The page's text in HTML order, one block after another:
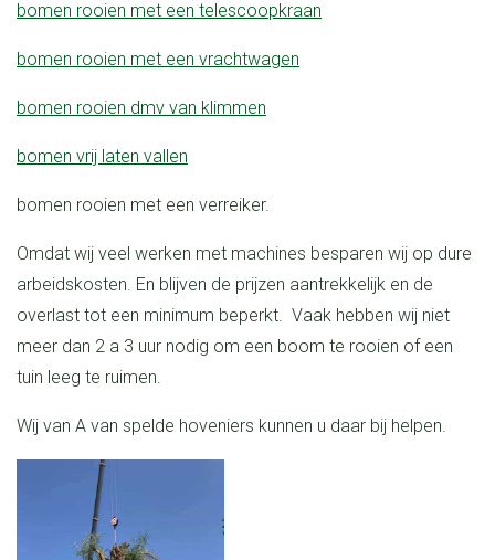
bomen rooien met een telescoopkraan
bomen rooien met een vrachtwagen
bomen rooien dmv van klimmen
bomen vrij laten vallen
bomen rooien met een verreiker.
Omdat wij veel werken met machines besparen wij op dure
arbeidskosten. En blijven de prijzen aantrekkelijk en de
overlast tot een minimum beperkt. Vaak hebben wij niet
meer dan 2 a 3 uur nodig om een boom te rooien of een
tuin leeg te ruimen.
Wij van A van spelde hoveniers kunnen u daar bij helpen.